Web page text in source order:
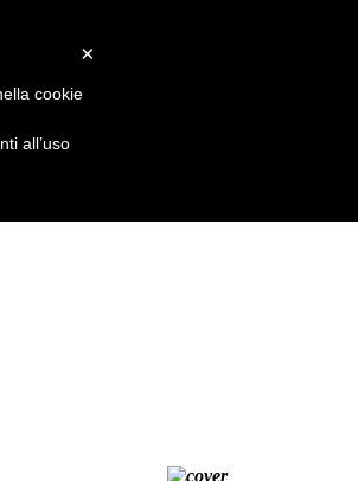
×
cookie
all’uso